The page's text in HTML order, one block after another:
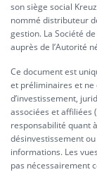
son siège social
nommé distributeur
gestion. La Société
auprès de l’Autorité
Ce document est
et préliminaires et
d’investissement,
associées et affiliées
responsabilité quant
désinvestissement
informations. Les
pas nécessairement